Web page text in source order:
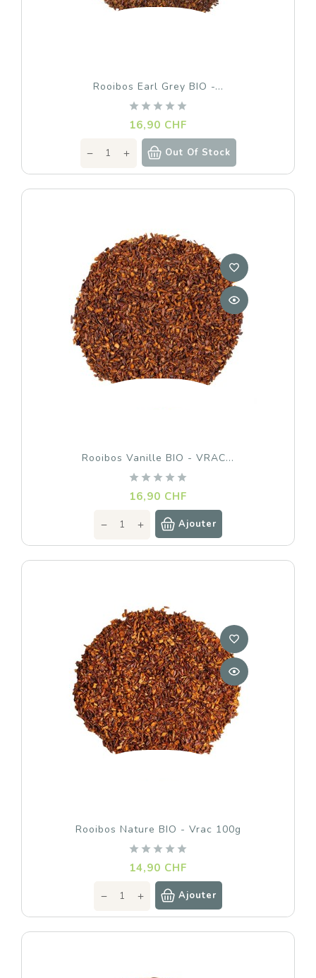
Rooibos Earl Grey BIO -...
16,90 CHF
Out Of Stock
Rooibos Vanille BIO - VRAC...
16,90 CHF
Ajouter
Rooibos Nature BIO - Vrac 100g
14,90 CHF
Ajouter